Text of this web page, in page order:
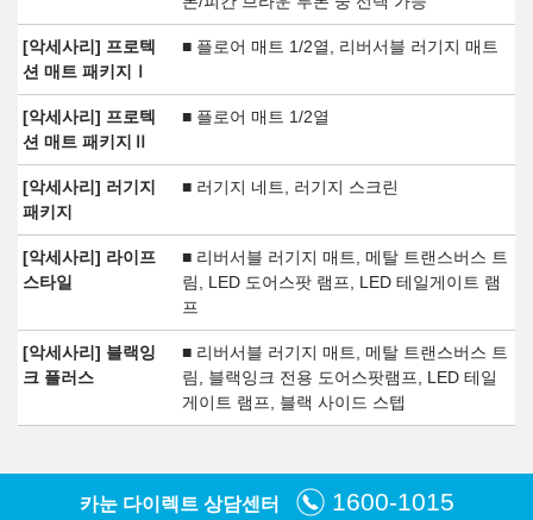
[악세사리] 프로텍
션 매트 패키지Ⅰ
■ 플로어 매트 1/2열, 리버서블 러기지 매트
[악세사리] 프로텍
션 매트 패키지Ⅱ
■ 플로어 매트 1/2열
[악세사리] 러기지
패키지
■ 러기지 네트, 러기지 스크린
[악세사리] 라이프
스타일
■ 리버서블 러기지 매트, 메탈 트랜스버스 트
림, LED 도어스팟 램프, LED 테일게이트 램
프
[악세사리] 블랙잉
크 플러스
■ 리버서블 러기지 매트, 메탈 트랜스버스 트
림, 블랙잉크 전용 도어스팟램프, LED 테일
게이트 램프, 블랙 사이드 스텝
카눈 다이렉트 상담센터 1600-1015